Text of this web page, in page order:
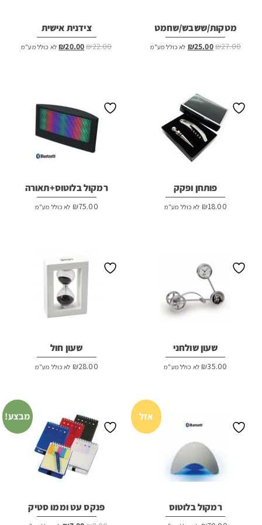
מטקות/ששבש/שחמט
₪27.00
המחיר₪25.00 המחיר
לא כולל מע"מ
צידנית אישית
₪22.00
המחיר₪20.00 המחיר
לא כולל מע"מ
פותחן ופקק
₪18.00 לא כולל מע"מ
רמקול בלוטוס+תאורה
₪75.00 לא כולל מע"מ
שעון שולחני
₪35.00 לא כולל מע"מ
שעון חול
₪28.00 לא כולל מע"מ
אזל
רמקול בלוטוס
מבצע!
פנקס עט וממו סטיק